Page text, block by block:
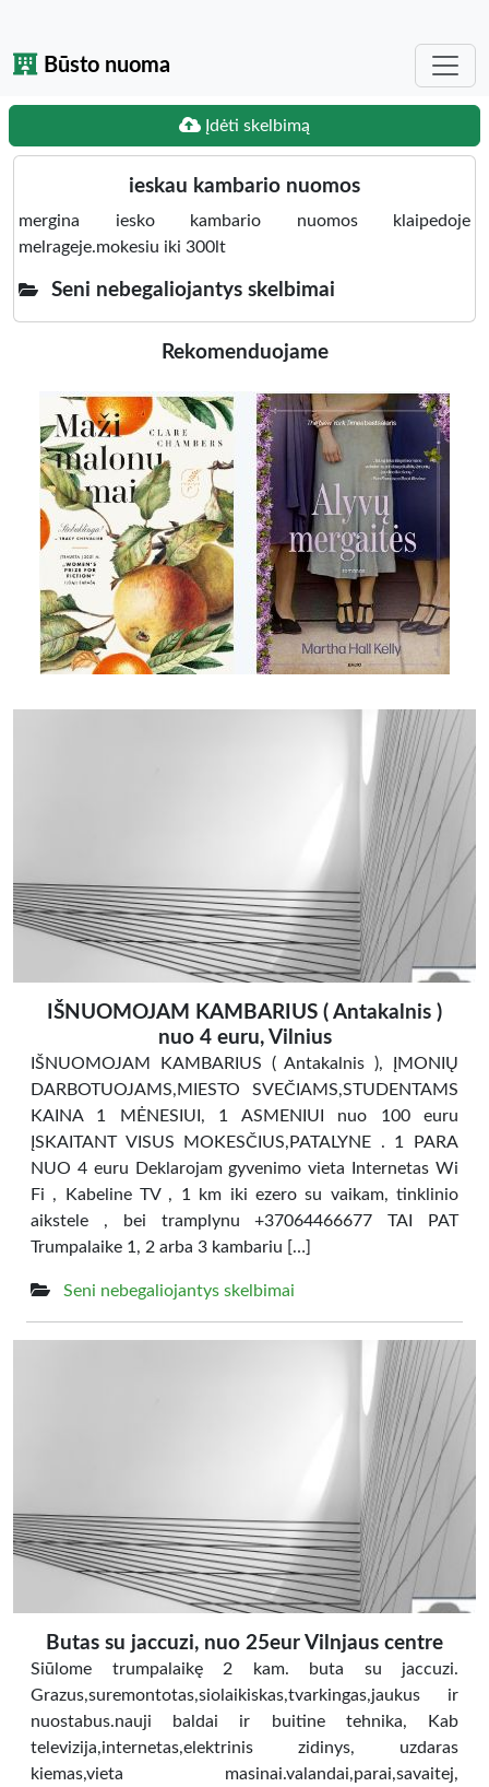
Būsto nuoma
Įdėti skelbimą
ieskau kambario nuomos
mergina iesko kambario nuomos klaipedoje
melrageje.mokesiu iki 300lt
Seni nebegaliojantys skelbimai
Rekomenduojame
IŠNUOMOJAM KAMBARIUS ( Antakalnis )
nuo 4 euru, Vilnius
IŠNUOMOJAM KAMBARIUS ( Antakalnis ), ĮMONIŲ
DARBOTUOJAMS,MIESTO SVEČIAMS,STUDENTAMS
KAINA 1 MĖNESIUI, 1 ASMENIUI nuo 100 euru
ĮSKAITANT VISUS MOKESČIUS,PATALYNE . 1 PARA
NUO 4 euru Deklarojam gyvenimo vieta Internetas Wi
Fi , Kabeline TV , 1 km iki ezero su vaikam, tinklinio
aikstele , bei tramplynu +37064466677 TAI PAT
Trumpalaike 1, 2 arba 3 kambariu […]
Seni nebegaliojantys skelbimai
Butas su jaccuzi, nuo 25eur Vilnjaus centre
Siūlome trumpalaikę 2 kam. buta su jaccuzi.
Grazus,suremontotas,siolaikiskas,tvarkingas,jaukus ir
nuostabus.nauji baldai ir buitine tehnika, Kab
televizija,internetas,elektrinis zidinys, uzdaras
kiemas,vieta masinai.valandai,parai,savaitej,